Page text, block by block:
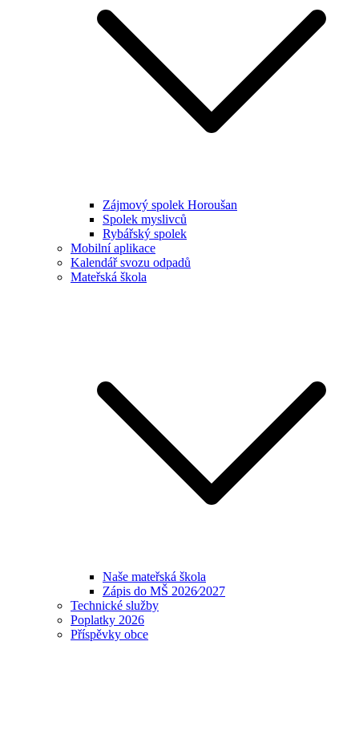
Zájmový spolek Horoušan
Spolek myslivců
Rybářský spolek
Mobilní aplikace
Kalendář svozu odpadů
Mateřská škola
Naše mateřská škola
Zápis do MŠ 2026⁄2027
Technické služby
Poplatky 2026
Příspěvky obce